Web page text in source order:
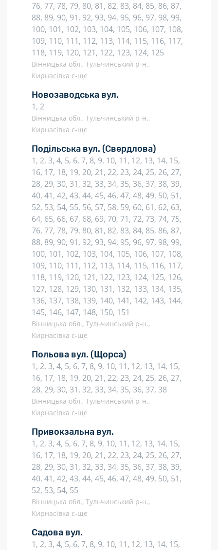
76, 77, 78, 79, 80, 81, 82, 83, 84, 85, 86, 87,
88, 89, 90, 91, 92, 93, 94, 95, 96, 97, 98, 99,
100, 101, 102, 103, 104, 105, 106, 107, 108,
109, 110, 111, 112, 113, 114, 115, 116, 117,
118, 119, 120, 121, 122, 123, 124, 125
Вінницька обл., Тульчинський р-н.,
Кирнасівка с-ще
Новозаводська вул.
1, 2
Вінницька обл., Тульчинський р-н.,
Кирнасівка с-ще
Подільська вул. (Свердлова)
1, 2, 3, 4, 5, 6, 7, 8, 9, 10, 11, 12, 13, 14, 15,
16, 17, 18, 19, 20, 21, 22, 23, 24, 25, 26, 27,
28, 29, 30, 31, 32, 33, 34, 35, 36, 37, 38, 39,
40, 41, 42, 43, 44, 45, 46, 47, 48, 49, 50, 51,
52, 53, 54, 55, 56, 57, 58, 59, 60, 61, 62, 63,
64, 65, 66, 67, 68, 69, 70, 71, 72, 73, 74, 75,
76, 77, 78, 79, 80, 81, 82, 83, 84, 85, 86, 87,
88, 89, 90, 91, 92, 93, 94, 95, 96, 97, 98, 99,
100, 101, 102, 103, 104, 105, 106, 107, 108,
109, 110, 111, 112, 113, 114, 115, 116, 117,
118, 119, 120, 121, 122, 123, 124, 125, 126,
127, 128, 129, 130, 131, 132, 133, 134, 135,
136, 137, 138, 139, 140, 141, 142, 143, 144,
145, 146, 147, 148, 150, 151
Вінницька обл., Тульчинський р-н.,
Кирнасівка с-ще
Польова вул. (Щорса)
1, 2, 3, 4, 5, 6, 7, 8, 9, 10, 11, 12, 13, 14, 15,
16, 17, 18, 19, 20, 21, 22, 23, 24, 25, 26, 27,
28, 29, 30, 31, 32, 33, 34, 35, 36, 37, 38
Вінницька обл., Тульчинський р-н.,
Кирнасівка с-ще
Привокзальна вул.
1, 2, 3, 4, 5, 6, 7, 8, 9, 10, 11, 12, 13, 14, 15,
16, 17, 18, 19, 20, 21, 22, 23, 24, 25, 26, 27,
28, 29, 30, 31, 32, 33, 34, 35, 36, 37, 38, 39,
40, 41, 42, 43, 44, 45, 46, 47, 48, 49, 50, 51,
52, 53, 54, 55
Вінницька обл., Тульчинський р-н.,
Кирнасівка с-ще
Садова вул.
1, 2, 3, 4, 5, 6, 7, 8, 9, 10, 11, 12, 13, 14, 15,